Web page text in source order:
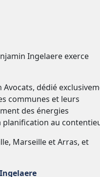
Ingelaere exerce
dédié
communes et leurs
des énergies
au
Marseille et Arras, et